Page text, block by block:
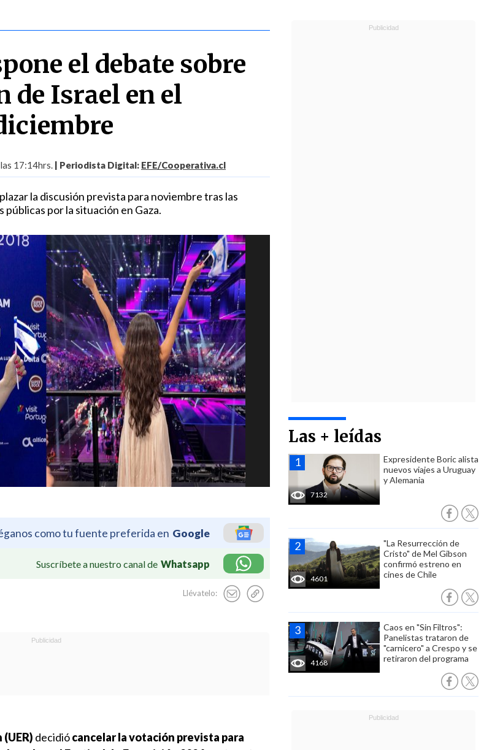
el debate sobre
de Israel en el
17:14hrs. | Periodista Digital: EFE/Cooperativa.cl
la discusión prevista para noviembre tras las
por la situación en Gaza.
como tu fuente preferida en Google
Suscríbete a nuestro canal de Whatsapp
Llévatelo:
Las + leídas
7132
Expresidente Boric alista
nuevos viajes a Uruguay
y Alemania
4601
"La Resurrección de
Cristo" de Mel Gibson
confirmó estreno en
cines de Chile
4168
Caos en "Sin Filtros":
Panelistas trataron de
"carnicero" a Crespo y se
retiraron del programa
decidiócancelar la votación prevista para